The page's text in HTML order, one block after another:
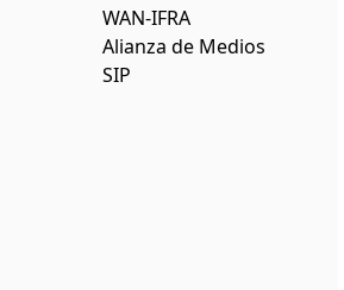
WAN-IFRA
Alianza de Medios
SIP